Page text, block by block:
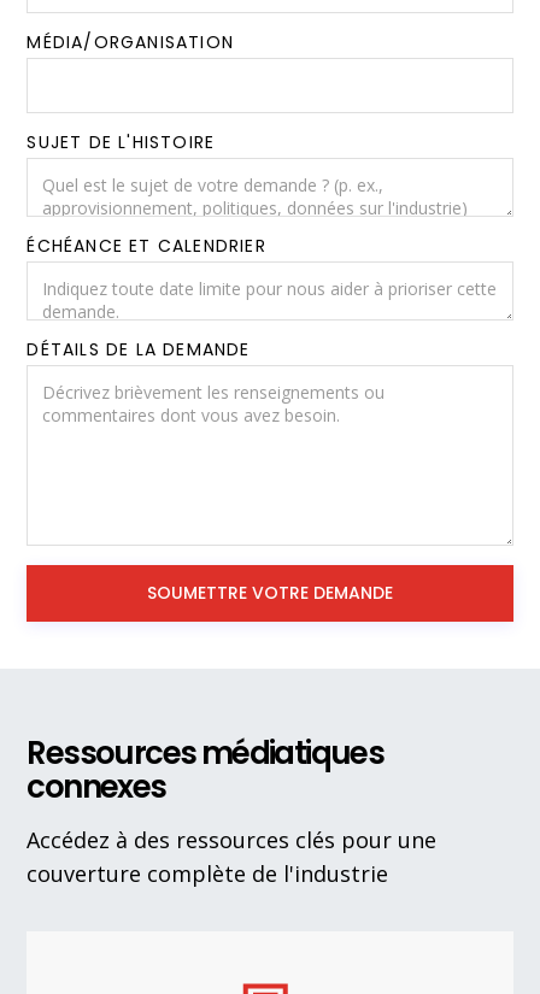
MÉDIA/ORGANISATION
SUJET DE L'HISTOIRE
ÉCHÉANCE ET CALENDRIER
DÉTAILS DE LA DEMANDE
Ressources médiatiques
connexes
Accédez à des ressources clés pour une
couverture complète de l'industrie